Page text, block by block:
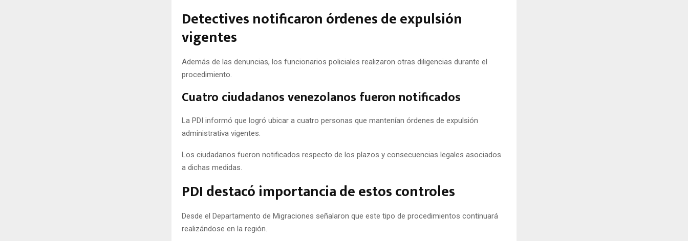
Detectives notificaron órdenes de expulsión
vigentes
Además de las denuncias, los funcionarios policiales realizaron otras diligencias durante el
procedimiento.
Cuatro ciudadanos venezolanos fueron notificados
La PDI informó que logró ubicar a cuatro personas que mantenían órdenes de expulsión
administrativa vigentes.
Los ciudadanos fueron notificados respecto de los plazos y consecuencias legales asociados
a dichas medidas.
PDI destacó importancia de estos controles
Desde el Departamento de Migraciones señalaron que este tipo de procedimientos continuará
realizándose en la región.